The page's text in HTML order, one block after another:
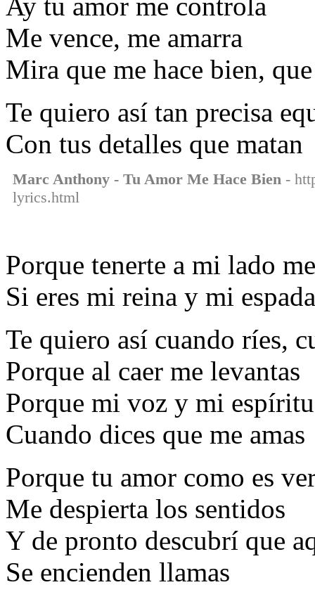
Ay tu amor me controla
Me vence, me amarra
Mira que me hace bien,
Te quiero así tan precisa
Con tus detalles que matan
Marc Anthony - Tu Amor Me Hace Bien -
lyrics.html
Porque tenerte a mi lado
Si eres mi reina y mi espada
Te quiero así cuando ríes,
Porque al caer me levantas
Porque mi voz y mi
Cuando dices que me amas
Porque tu amor como es
Me despierta los sentidos
Y de pronto descubrí que
Se encienden llamas